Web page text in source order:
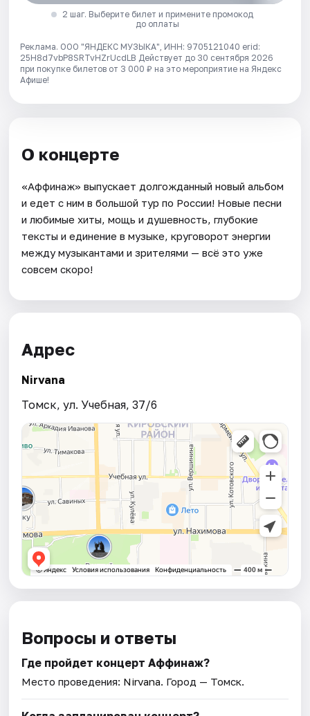
2 шаг. Выберите билет и примените промокод
до оплаты
Реклама. ООО "ЯНДЕКС МУЗЫКА", ИНН: 9705121040 erid:
25H8d7vbP8SRTvHZrUcdLB Действует до 30 сентября 2026
при покупке билетов от 3 000 ₽ на это мероприятие на Яндекс
Афише!
О концерте
«Аффинаж» выпускает долгожданный новый альбом
и едет с ним в большой тур по России! Новые песни
и любимые хиты, мощь и душевность, глубокие
тексты и единение в музыке, круговорот энергии
между музыкантами и зрителями — всё это уже
совсем скоро!
Адрес
Nirvana
Томск, ул. Учебная, 37/6
Вопросы и ответы
Где пройдет концерт Аффинаж?
Место проведения: Nirvana . Город — Томск.